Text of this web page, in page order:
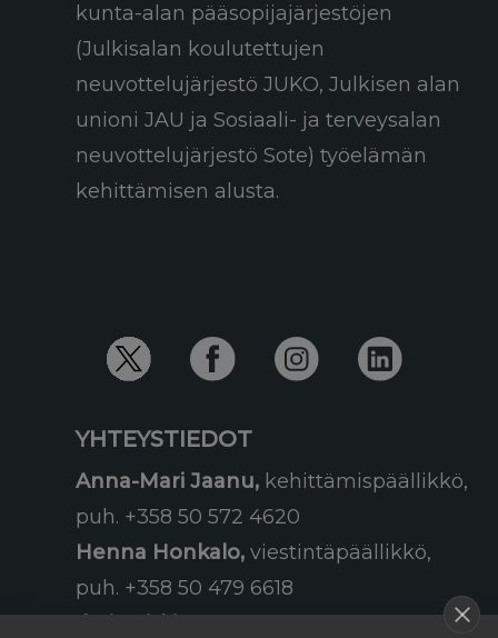
kunta-alan pääsopijajärjestöjen
(Julkisalan koulutettujen
neuvottelujärjestö JUKO, Julkisen alan
unioni JAU ja Sosiaali- ja terveysalan
neuvottelujärjestö Sote) työelämän
kehittämisen alusta.
YHTEYSTIEDOT
Anna-Mari Jaanu, kehittämispäällikkö,
puh. +358 50 572 4620
Henna Honkalo, viestintäpäällikkö,
puh. +358 50 479 6618